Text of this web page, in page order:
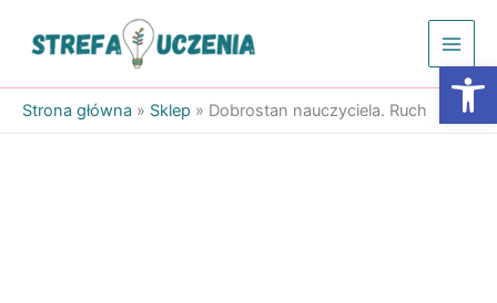
Strona główna » Sklep » Dobrostan nauczyciela. Ruch